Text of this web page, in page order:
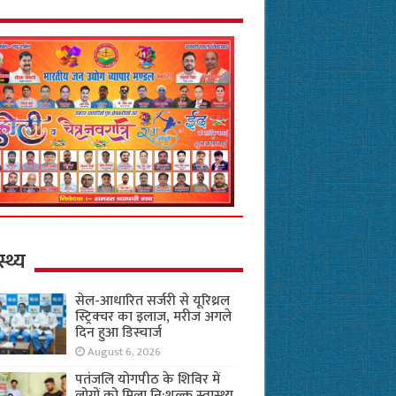
सेल-आधारित सर्जरी से यूरिथ्रल
स्ट्रिक्चर का इलाज, मरीज अगले
दिन हुआ डिस्चार्ज
August 6, 2026
पतंजलि योगपीठ के शिविर में